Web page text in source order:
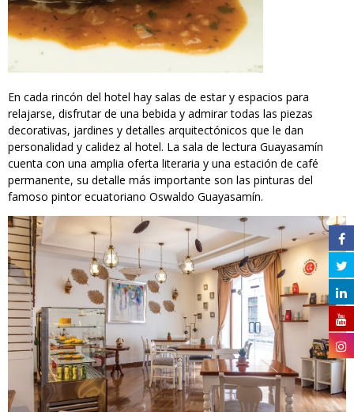
En cada rincón del hotel hay salas de estar y espacios para
relajarse, disfrutar de una bebida y admirar todas las piezas
decorativas, jardines y detalles arquitectónicos que le dan
personalidad y calidez al hotel. La sala de lectura Guayasamín
cuenta con una amplia oferta literaria y una estación de café
permanente, su detalle más importante son las pinturas del
famoso pintor ecuatoriano Oswaldo Guayasamín.